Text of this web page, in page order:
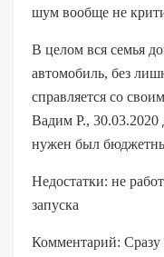
шум вообще не
В целом вся семья
автомобиль, без
справляется со
Вадим Р., 30.03.2020
нужен был
Недостатки: не
запуска
Комментарий: Сразу